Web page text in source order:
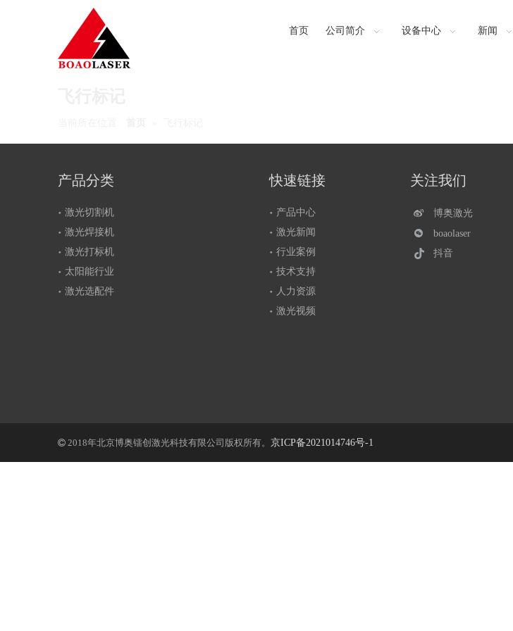
首页 公司简介 设备中心 新闻
产品分类
激光切割机
激光焊接机
激光打标机
太阳能行业
激光选配件
快速链接
产品中心
激光新闻
行业案例
技术支持
人力资源
激光视频
关注我们
博奥激光
boaolaser
抖音
 2018年北京博奥镭创激光科技有限公司版权所有。 京ICP备2021014746号-1